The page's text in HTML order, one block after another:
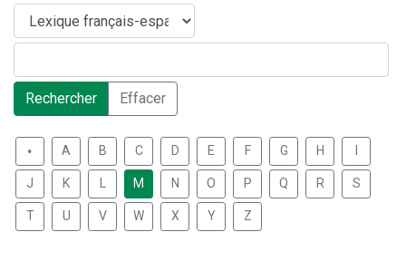
Rechercher Effacer
. A B C D E F G H
J K M N O P Q R S
T U V W X Y Z